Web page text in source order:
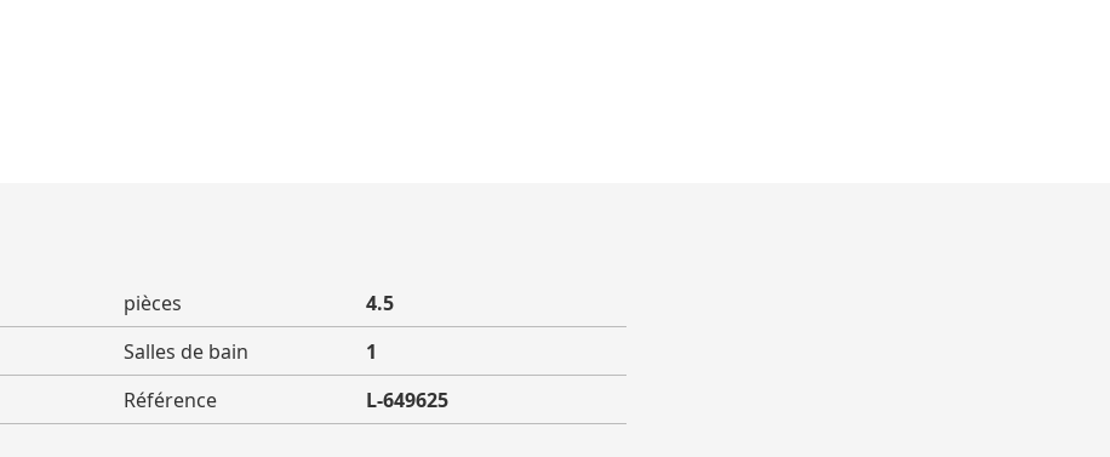
pièces
4.5
Salles de bain
1
Référence
L-649625